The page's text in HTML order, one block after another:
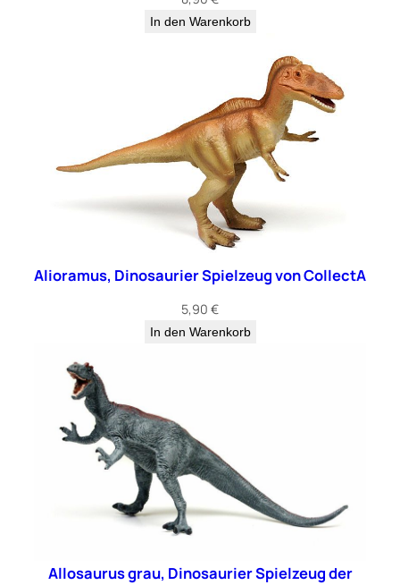
In den Warenkorb
Alioramus, Dinosaurier Spielzeug von CollectA
5,90 €
In den Warenkorb
Allosaurus grau, Dinosaurier Spielzeug der